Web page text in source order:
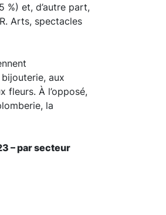
%) et, d’autre part,
Arts, spectacles
aux
fleurs. À l’opposé,
la
– par secteur